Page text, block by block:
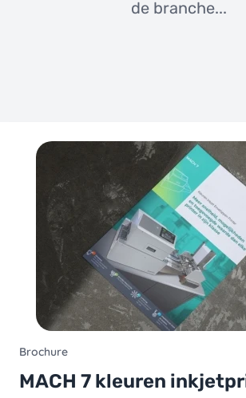
de branche...
Brochure
MACH 7 kleuren